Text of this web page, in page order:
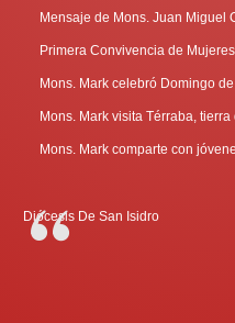
Mons. Mark celebró Domingo
Mons. Mark visita Térraba,
Diócesis De San Isidro